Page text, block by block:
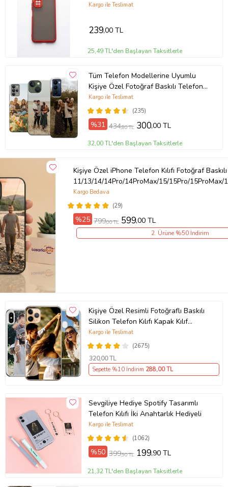
Kargo ile Teslimat
239,00 TL
25,49 TL'den Başlayan Taksitlerle
Tüm Telefon Modellerine Uyumlu
Kişiye Özel Fotoğraf Baskılı Telefon
Kılıfı
(235)
Kargo ile Teslimat
%31 434,80 TL 300,00 TL
32,00 TL'den Başlayan Taksitlerle
Kişiye Özel iPhone Telefon Kılıfı Fotoğraf Baskılı
11/13/14/14Pro/14ProMax/15/15Pro/
(29)
Kargo Bedava
%25 799,00 TL 599,00 TL
2. Ürüne %50 İndirim
Kişiye Özel Resimli Fotoğraflı Baskılı
Silikon Telefon Kılıfı Kapak Kılıf
(Telefon Modelleri Açıklamada)
(2675)
Kargo ile Teslimat
320,00 TL
Sepette %10 İndirim 288,00 TL
Sevgiliye Hediye Spotify Tasarımlı
Telefon Kılıfı İki Anahtarlık Hediyeli
(1062)
Kargo ile Teslimat
%50 399,90 TL 199,90 TL
21,32 TL'den Başlayan Taksitlerle